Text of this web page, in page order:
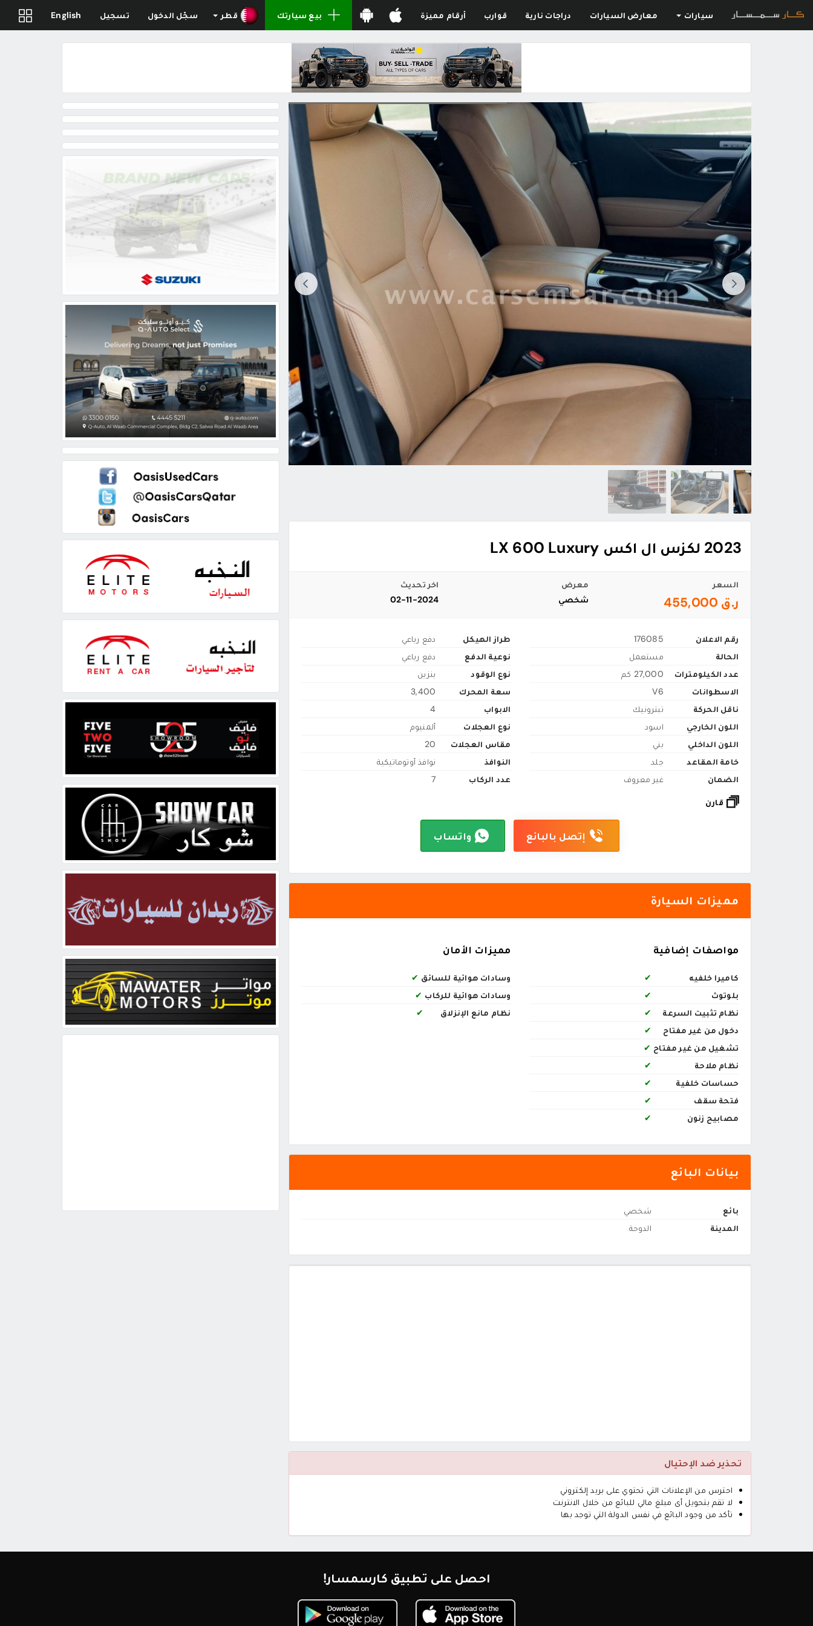
سيارات معارض السيارات دراجات نارية قوارب أرقام مميزة بيع سيارتك قطر سجّل الدخول تسجيل English
2023 لكزس ال اكس LX 600 Luxury
السعر
ر.ق 455,000
معرض
شخصي
اخر تحديث
02-11-2024
رقم الاعلان
176085
الحالة
مستعمل
عدد الكيلومترات
27,000 كم
الاسطوانات
V6
ناقل الحركة
تبترونيك
اللون الخارجي
اسود
اللون الداخلي
بني
خامة المقاعد
جلد
الضمان
غير معروف
طراز الهيكل
دفع رباعي
نوعية الدفع
دفع رباعي
نوع الوقود
بنزين
سعة المحرك
3,400
الابواب
4
نوع العجلات
ألمنيوم
مقاس العجلات
20
النوافذ
نوافذ أوتوماتيكية
عدد الركاب
7
قارن
إتصل بالبائع واتساب
مميزات السيارة
مواصفات إضافية
كاميرا خلفيه
✔
بلوتوث
✔
نظام تثبيت السرعة
✔
دخول من غير مفتاح
✔
تشغيل من غير مفتاح ✔
نظام ملاحة
✔
حساسات خلفية
✔
فتحة سقف
✔
مصابيح زنون
✔
مميزات الأمان
وسادات هوائية للسائق ✔
وسادات هوائية للركاب ✔
نظام مانع الإنزلاق
✔
بيانات البائع
بائع
شخصي
المدينة
الدوحة
تحذير ضد الإحتيال
احترس من الإعلانات التي تحتوي على بريد إلكتروني
لا تقم بتحويل أى مبلغ مالي للبائع من خلال الانترنت
تأكد من وجود البائع في نفس الدولة التي توجد بها
احصل على تطبيق كارسمسار!